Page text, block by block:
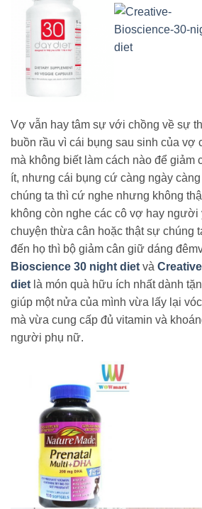
Vợ vẫn hay tâm sự với chồng về sự
buồn rầu vì cái bụng sau sinh của vợ
mà không biết làm cách nào để giảm
ít, nhưng cái bụng cứ càng ngày
chúng ta thì cứ nghe nhưng không
không còn nghe các cô vợ hay người
chuyện thừa cân hoặc thật sự chúng
đến họ thì bộ giảm cân giữ dáng
Bioscience 30 night diet và
diet là món quà hữu ích nhất dành
giúp một nửa của mình vừa lấy lại
mà vừa cung cấp đủ vitamin và
người phụ nữ.